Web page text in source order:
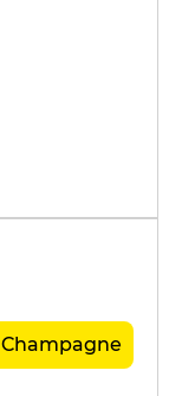
Champagne